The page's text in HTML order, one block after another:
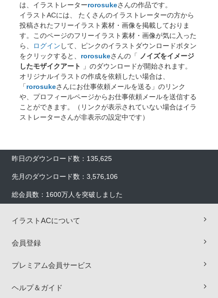
は、イラストレーターrorosukeさんの作品です。
イラストACには、 たくさんのイラストレーターの方から
投稿されたフリーイラスト素材・画像を掲載しておりま
す。このページのフリーイラスト素材・画像が気に入った
ら、
ログイン して、ピンクのイラストダウンロードボタン
をクリックすると、 rorosukeさんの「 ノイズをイメージ
したモザイクアート
」のダウンロードが開始されます。
オリジナルイラストの作成を依頼したい場合は、
「rorosukeさんにお仕事依頼メールを送る」のリンク
や、プロフィールページからお仕事依頼メールを送信する
ことができます。（リンクが表示されていない場合はイラ
ストレーターさんが非表示の設定中です）
昨日のダウンロード数：135,625
先月のダウンロード数：3,576,106
総会員数：1600万人を突破しました
イラストACについて
会員登録
プレミアム会員サービス
ヘルプ＆ガイド